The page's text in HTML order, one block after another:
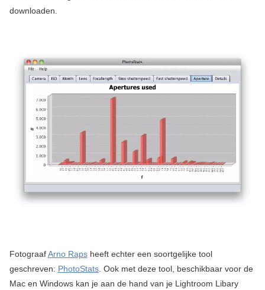
downloaden.
FotograafArno Rapsheeft echter een soortgelijke tool
geschreven: PhotoStats. Ook met deze tool, beschikbaar voor de
Mac en Windows kan je aan de hand van je Lightroom Libary